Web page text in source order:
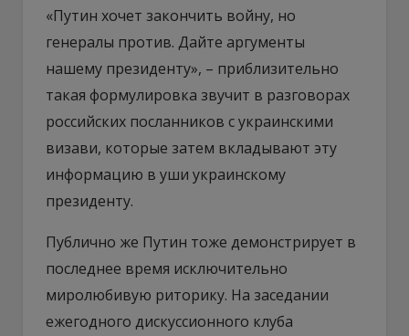
«Путин хочет закончить войну, но
генералы против. Дайте аргументы
нашему президенту», – приблизительно
такая формулировка звучит в разговорах
российских посланников с украинскими
визави, которые затем вкладывают эту
информацию в уши украинскому
президенту.
Публично же Путин тоже демонстрирует в
последнее время исключительно
миролюбивую риторику. На заседании
ежегодного дискуссионного клуба